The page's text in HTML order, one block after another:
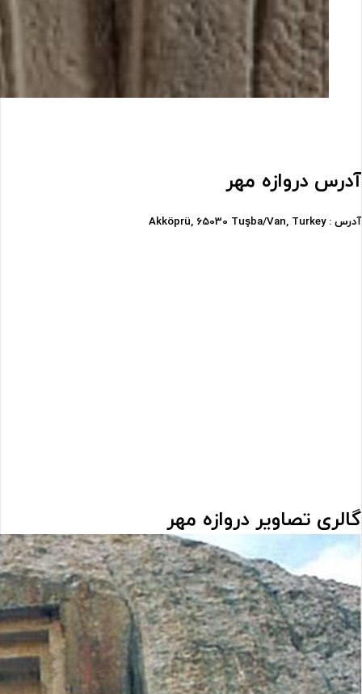
آدرس دروازه مهر
آدرس : Akköprü, 65030 Tuşba/Van, Turkey
گالری تصاویر دروازه مهر